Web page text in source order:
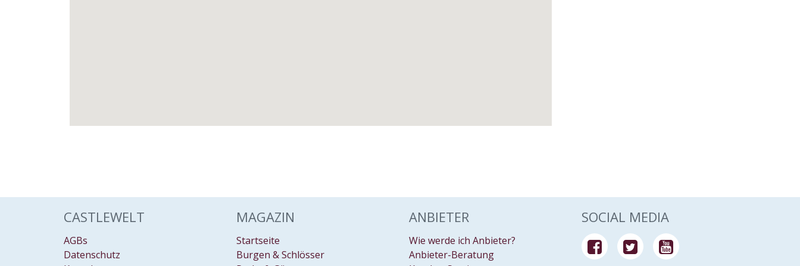
CASTLEWELT
AGBs
Datenschutz
MAGAZIN
Startseite
Burgen & Schlösser
ANBIETER
Wie werde ich Anbieter?
Anbieter-Beratung
SOCIAL MEDIA